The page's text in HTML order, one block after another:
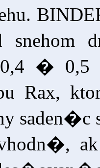
snehom
� 0,5
Rax,